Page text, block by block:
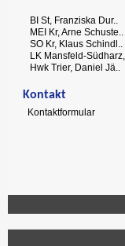
BI St, Franziska Dur..
MEI Kr, Arne Schuste..
SO Kr, Klaus Schindl..
LK Mansfeld-Südharz,..
Hwk Trier, Daniel Jä..
Kontakt
Kontaktformular